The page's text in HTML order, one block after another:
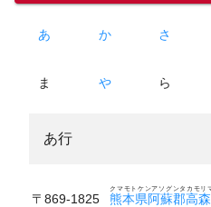
あ か さ
ま や ら
あ行
〒869-1825 熊本県阿蘇郡高
クマモトケンアソグンタカモリ